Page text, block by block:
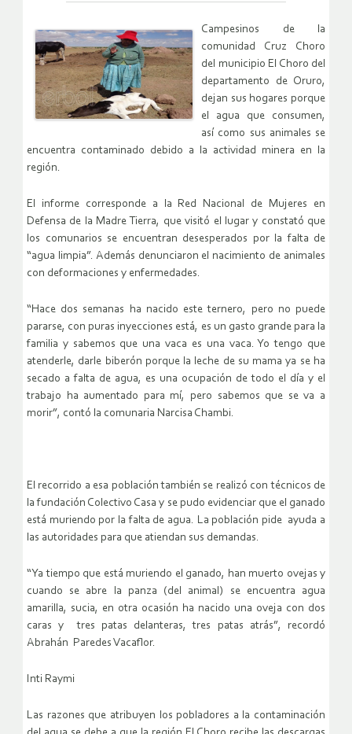
Campesinos de la
comunidad Cruz Choro
del municipio El Choro del
departamento de Oruro,
dejan sus hogares porque
el agua que consumen,
así como sus animales se
encuentra contaminado debido a la actividad minera en la
región.
El informe corresponde a la Red Nacional de Mujeres en
Defensa de la Madre Tierra, que visitó el lugar y constató que
los comunarios se encuentran desesperados por la falta de
“agua limpia”. Además denunciaron el nacimiento de animales
con deformaciones y enfermedades.
“Hace dos semanas ha nacido este ternero, pero no puede
pararse, con puras inyecciones está, es un gasto grande para la
familia y sabemos que una vaca es una vaca. Yo tengo que
atenderle, darle biberón porque la leche de su mama ya se ha
secado a falta de agua, es una ocupación de todo el día y el
trabajo ha aumentado para mí, pero sabemos que se va a
morir”, contó la comunaria Narcisa Chambi.
El recorrido a esa población también se realizó con técnicos de
la fundación Colectivo Casa y se pudo evidenciar que el ganado
está muriendo por la falta de agua. La población pide ayuda a
las autoridades para que atiendan sus demandas.
“Ya tiempo que está muriendo el ganado, han muerto ovejas y
cuando se abre la panza (del animal) se encuentra agua
amarilla, sucia, en otra ocasión ha nacido una oveja con dos
caras y tres patas delanteras, tres patas atrás”, recordó
Abrahán Paredes Vacaflor.
Inti Raymi
Las razones que atribuyen los pobladores a la contaminación